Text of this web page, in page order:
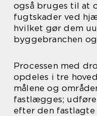
også bruges til at
fugtskader ved
hvilket gør dem
byggebranchen
Processen med
opdeles i tre
målene og
fastlægges;
efter den fastlagte